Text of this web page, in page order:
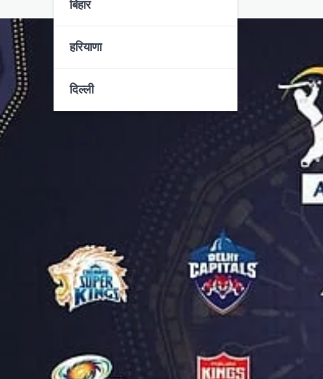
बिहार
हरियाणा
दिल्ली